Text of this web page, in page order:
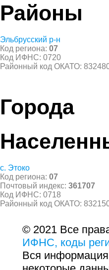
Районы
Эльбрусский р-н
Код региона: 07
Код ИФНС: 0720
Районный код ОКАТО:
Города
с. Этоко
Код региона: 07
Почтовый индекс: 361707
Код ИФНС: 0718
Районный код ОКАТО:
© 2021 Все
ИФНС, коды
Вся информация